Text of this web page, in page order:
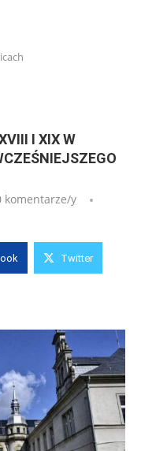
I XIX W
komentarze/y
Twitter